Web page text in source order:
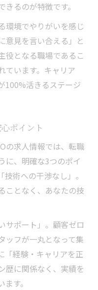
るのが特徴です。
環境でやりがいを感じ
意見を言い合える」と
役となる職場であるこ
ています。キャリア
100%活きるステージ
ポイント
の求人情報では、転職
に、明確な3つのポイ
術への干渉なし」。
ことなく、あなたの技
サポート」。顧客ゼロ
ッフが一丸となって集
「経験・キャリアを正
歴に関係なく、実績を
す。